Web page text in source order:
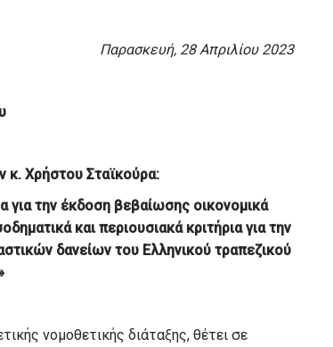
Παρασκευή, 28 Απριλίου 2023
Χρήστου Σταϊκούρα:
την έκδοση βεβαίωσης οικονομικά
και περιουσιακά κριτήρια για την
δανείων του Ελληνικού τραπεζικού
νομοθετικής διάταξης, θέτει σε